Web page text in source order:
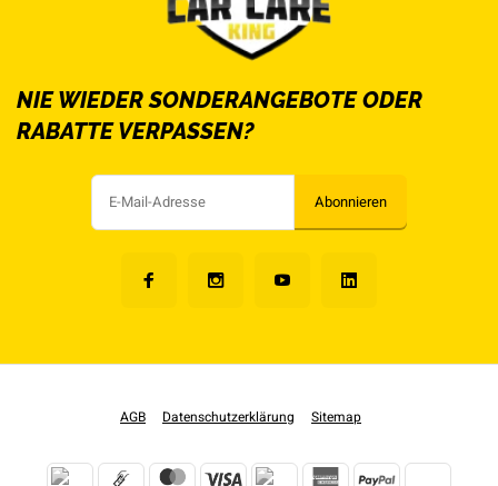
NIE WIEDER SONDERANGEBOTE ODER
RABATTE VERPASSEN?
Abonnieren
AGB Datenschutzerklärung Sitemap